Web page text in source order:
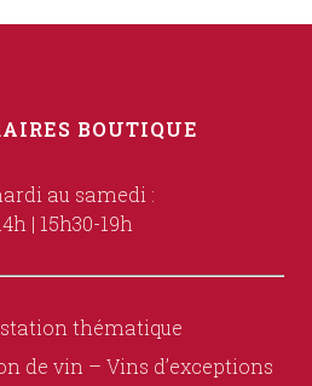
BOUTIQUE
au samedi :
| 15h30-19h
thématique
de vin – Vins d’exceptions